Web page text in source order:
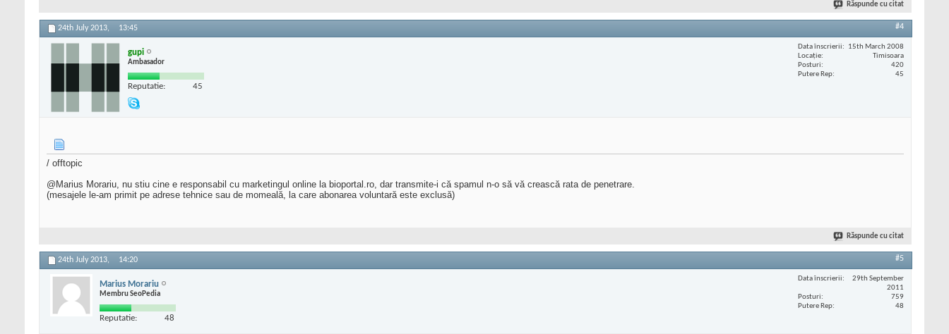
Răspunde cu citat
24th July 2013, 13:45 #4
gupi
Ambasador
Reputatie: 45
Data înscrierii
15th March 2008
Locaţie
Timisoara
Posturi
420
Putere Rep
45
/ offtopic
@Marius Morariu, nu stiu cine e responsabil cu marketingul online la bioportal.ro, dar transmite-i că spamul n-o să vă crească rata de penetrare.
(mesajele le-am primit pe adrese tehnice sau de momeală, la care abonarea voluntară este exclusă)
Răspunde cu citat
24th July 2013, 14:20 #5
Marius Morariu
Membru SeoPedia
Reputatie: 48
Data înscrierii
29th September
2011
Posturi
759
Putere Rep
48